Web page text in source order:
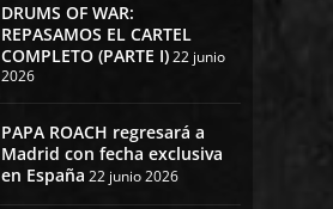
DRUMS OF WAR:
REPASAMOS EL CARTEL
COMPLETO (PARTE I)22 junio
2026
PAPA ROACH regresará a
Madrid con fecha exclusiva
en España 22 junio 2026